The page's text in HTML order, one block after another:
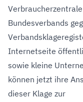
Verbraucherzentrale
Bundesverbands
Internetseite
sowie kleine
können jetzt ihre
dieser Klage zur